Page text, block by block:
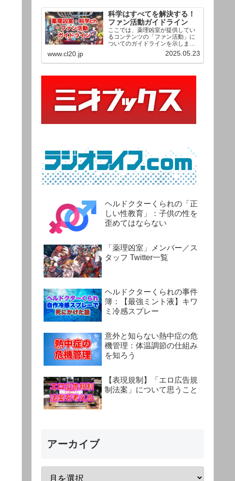
科学はすべてを解決する！
ファン活動ガイドライン
ここでは、薬理凶室が提供してい
るコンテンツの「ファン活動」に
ついてのガイドラインを示しま
す。ご利用の場合は当ガイドライ
ンを遵守して頂けますよう、よろ
しくお願い申し上げます。
www.cl20.jp 2025.05.23
ヘルドクターくられの「正
しい性教育」：子供の性を
歪めてはならない
「薬理凶室」メンバー／ス
タッフ Twitter一覧
ヘルドクターくられの事件
簿：【最強ミント液】キワ
ミ冷感スプレー
意外と知らない熱中症の危
機管理：体温調節の仕組み
を知ろう
【表現規制】「エロ広告規
制法案」について思うこと
アーカイブ